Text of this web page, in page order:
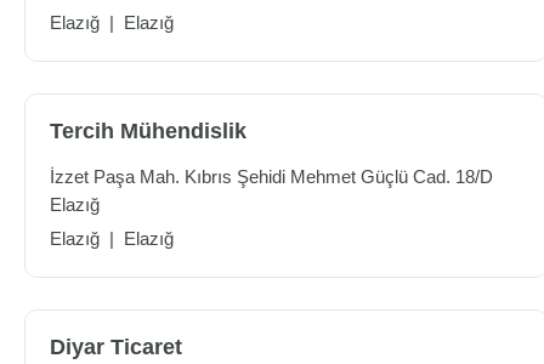
Elazığ | Elazığ
Tercih Mühendislik
İzzet Paşa Mah. Kıbrıs Şehidi Mehmet Güçlü Cad. 18/D
Elazığ
Elazığ | Elazığ
Diyar Ticaret